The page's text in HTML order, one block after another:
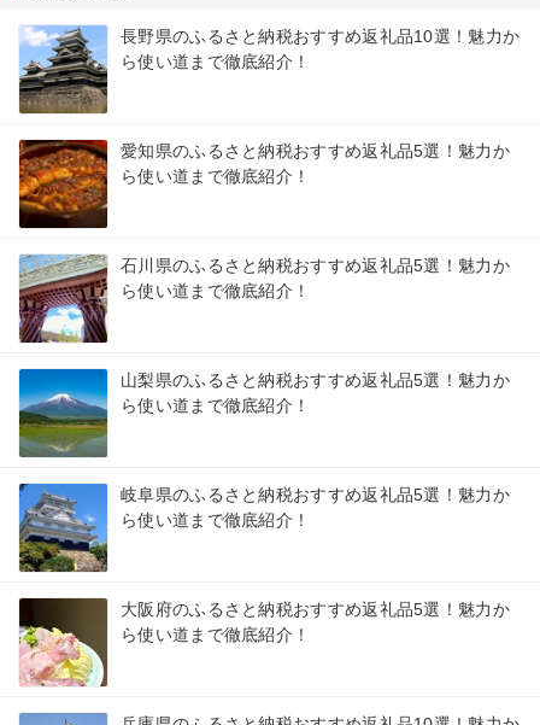
長野県のふるさと納税おすすめ返礼品10選！魅力か
ら使い道まで徹底紹介！
愛知県のふるさと納税おすすめ返礼品5選！魅力か
ら使い道まで徹底紹介！
石川県のふるさと納税おすすめ返礼品5選！魅力か
ら使い道まで徹底紹介！
山梨県のふるさと納税おすすめ返礼品5選！魅力か
ら使い道まで徹底紹介！
岐阜県のふるさと納税おすすめ返礼品5選！魅力か
ら使い道まで徹底紹介！
大阪府のふるさと納税おすすめ返礼品5選！魅力か
ら使い道まで徹底紹介！